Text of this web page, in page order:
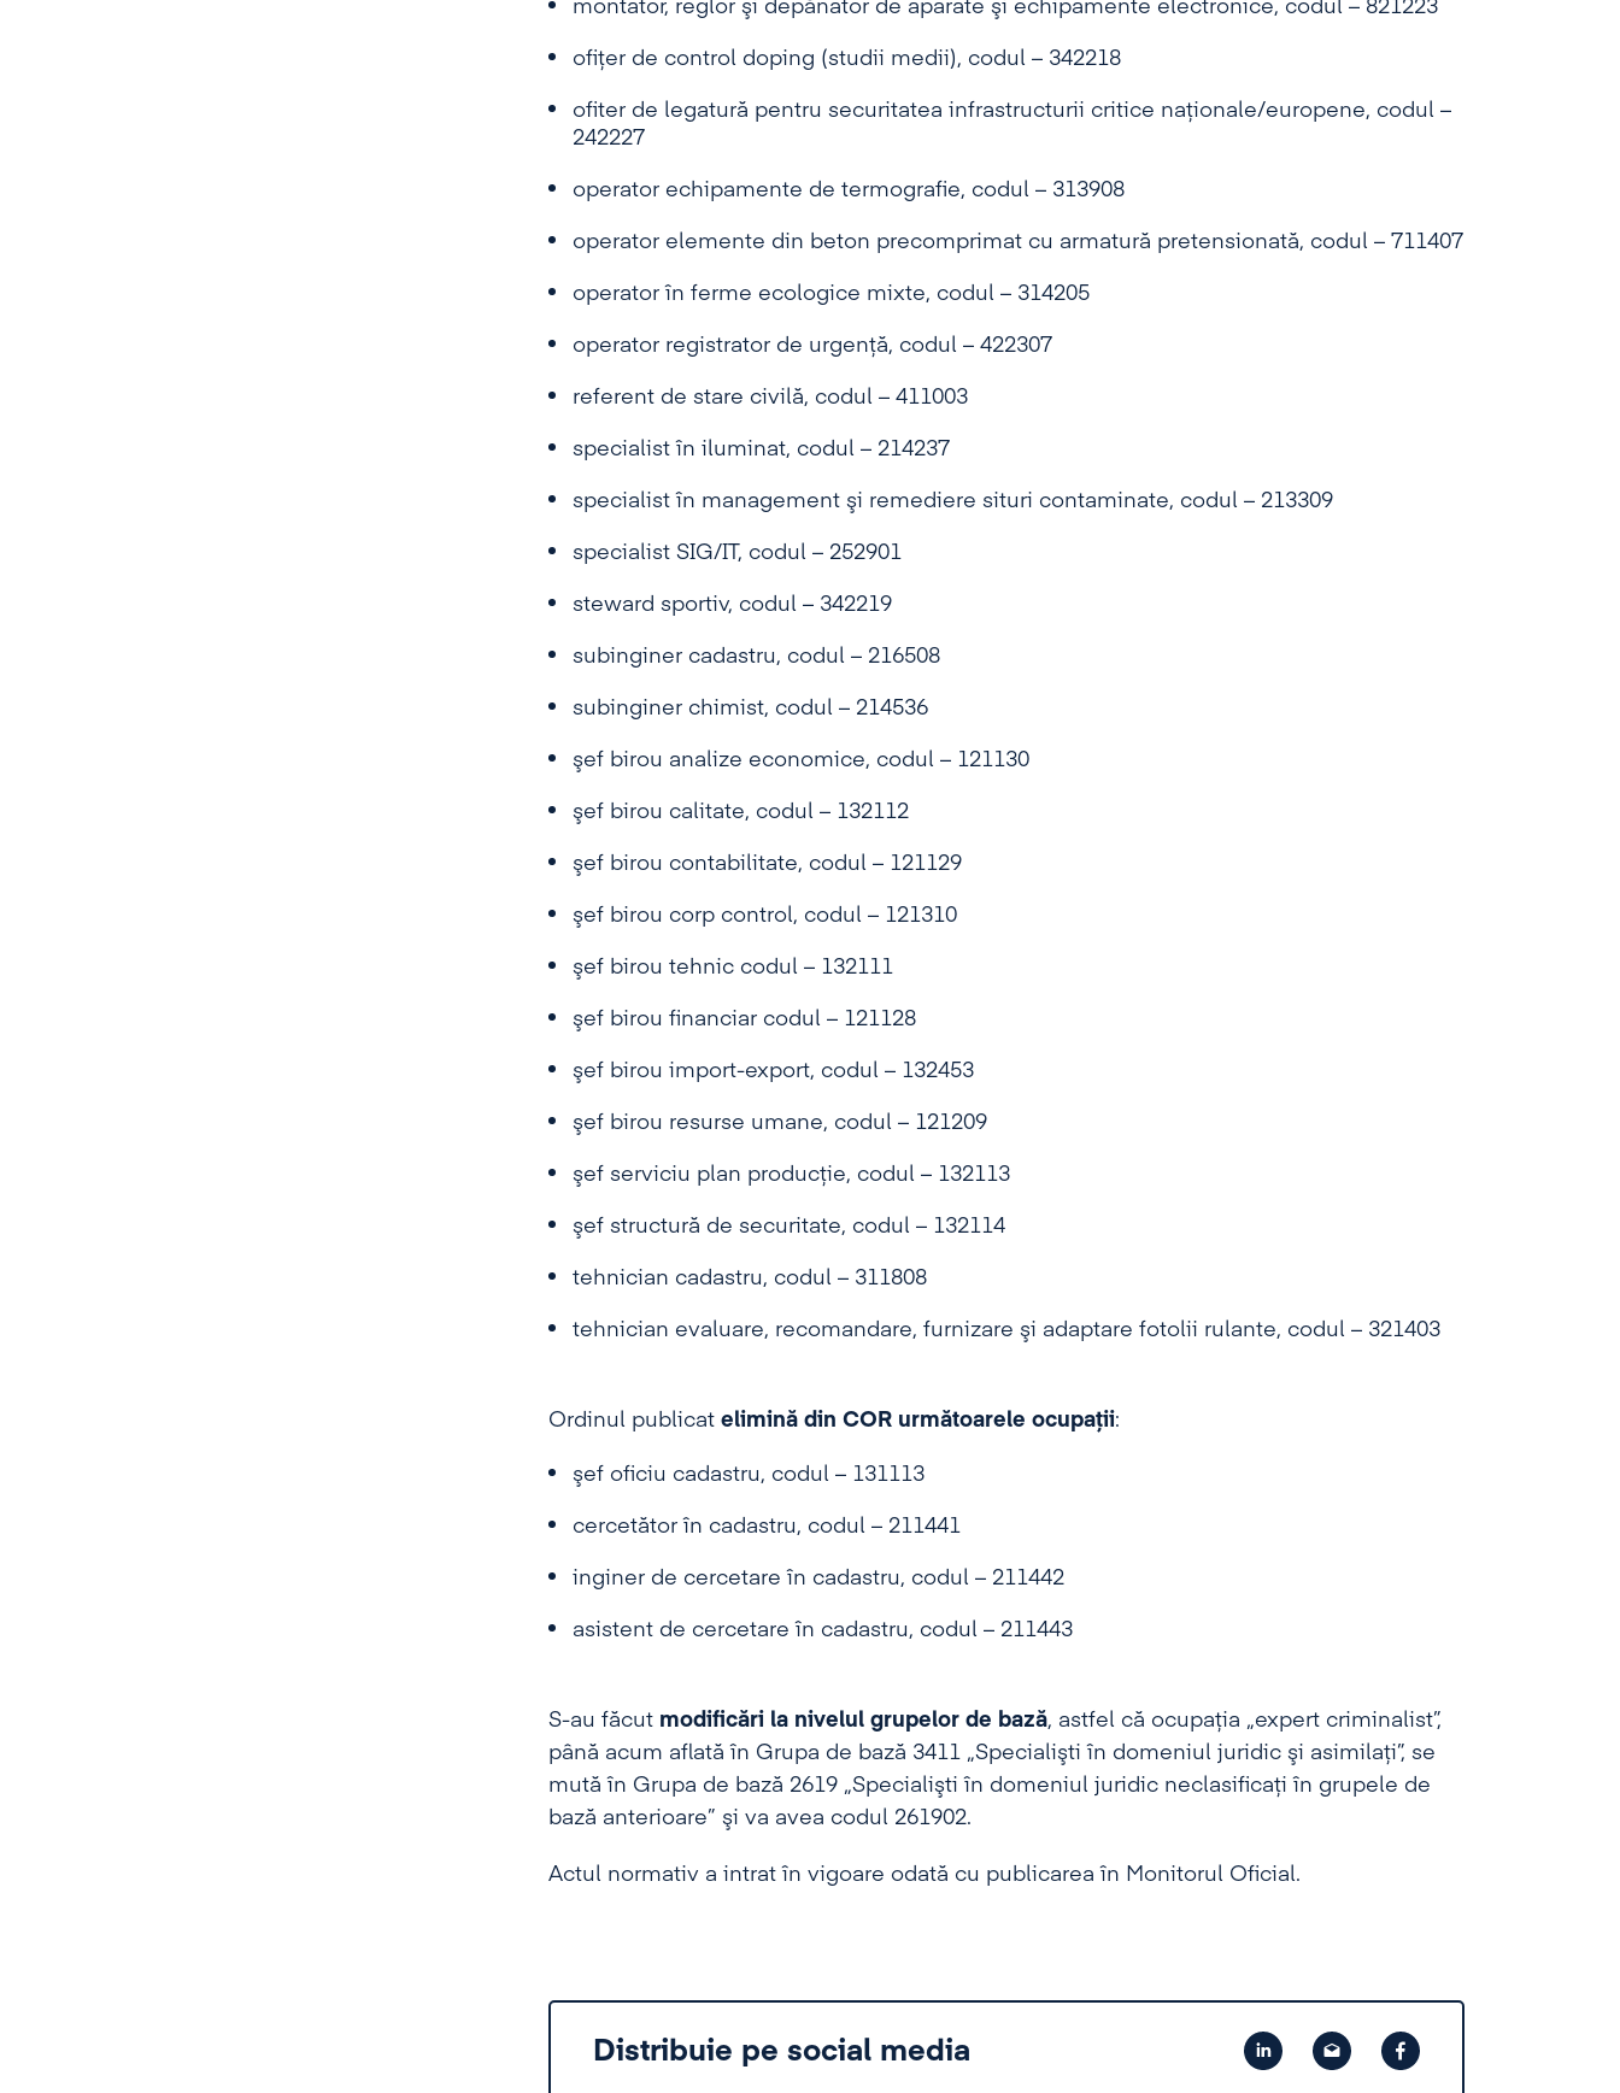
montator, reglor şi depănator de aparate şi echipamente electronice, codul – 821223
ofiţer de control doping (studii medii), codul – 342218
ofiter de legatură pentru securitatea infrastructurii critice naţionale/europene, codul –
242227
operator echipamente de termografie, codul – 313908
operator elemente din beton precomprimat cu armatură pretensionată, codul – 711407
operator în ferme ecologice mixte, codul – 314205
operator registrator de urgenţă, codul – 422307
referent de stare civilă, codul – 411003
specialist în iluminat, codul – 214237
specialist în management şi remediere situri contaminate, codul – 213309
specialist SIG/IT, codul – 252901
steward sportiv, codul – 342219
subinginer cadastru, codul – 216508
subinginer chimist, codul – 214536
şef birou analize economice, codul – 121130
şef birou calitate, codul – 132112
şef birou contabilitate, codul – 121129
şef birou corp control, codul – 121310
şef birou tehnic codul – 132111
şef birou financiar codul – 121128
şef birou import-export, codul – 132453
şef birou resurse umane, codul – 121209
şef serviciu plan producţie, codul – 132113
şef structură de securitate, codul – 132114
tehnician cadastru, codul – 311808
tehnician evaluare, recomandare, furnizare şi adaptare fotolii rulante, codul – 321403
Ordinul publicat elimină din COR următoarele ocupaţii:
şef oficiu cadastru, codul – 131113
cercetător în cadastru, codul – 211441
inginer de cercetare în cadastru, codul – 211442
asistent de cercetare în cadastru, codul – 211443
S-au făcut modificări la nivelul grupelor de bază, astfel că ocupaţia „expert criminalist”,
până acum aflată în Grupa de bază 3411 „Specialişti în domeniul juridic şi asimilaţi”, se
mută în Grupa de bază 2619 „Specialişti în domeniul juridic neclasificaţi în grupele de
bază anterioare” şi va avea codul 261902.
Actul normativ a intrat în vigoare odată cu publicarea în Monitorul Oficial.
Distribuie pe social media